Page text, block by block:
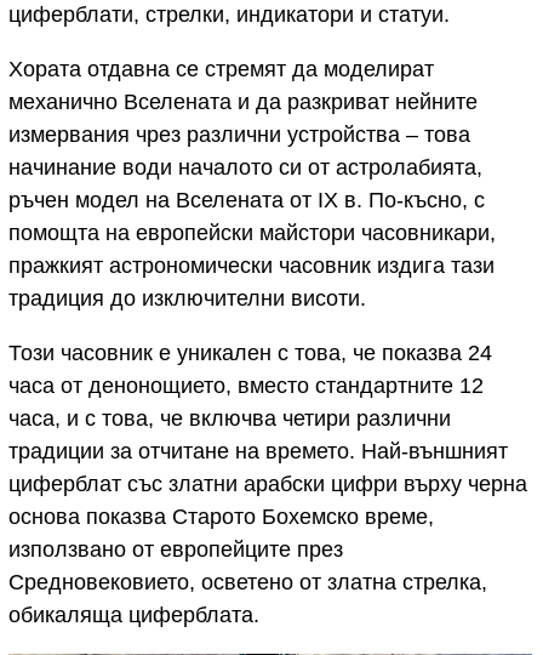
циферблати, стрелки, индикатори и статуи.
Хората отдавна се стремят да моделират
механично Вселената и да разкриват нейните
измервания чрез различни устройства – това
начинание води началото си от астролабията,
ръчен модел на Вселената от IX в. По-късно, с
помощта на европейски майстори часовникари,
пражкият астрономически часовник издига тази
традиция до изключителни висоти.
Този часовник е уникален с това, че показва 24
часа от денонощието, вместо стандартните 12
часа, и с това, че включва четири различни
традиции за отчитане на времето. Най-външният
циферблат със златни арабски цифри върху черна
основа показва Старото Бохемско време,
използвано от европейците през
Средновековието, осветено от златна стрелка,
обикаляща циферблата.